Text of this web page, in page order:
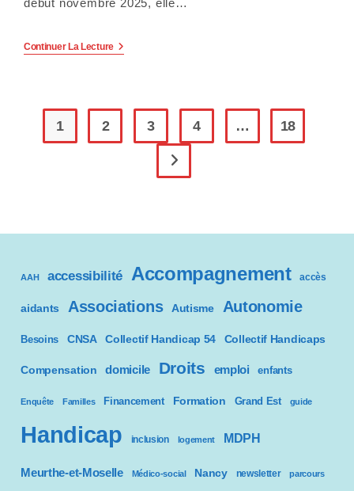
début novembre 2025, elle…
Continuer La LectureLa
Nancy
Handicap.
1 2 3 4 … 18
Aller à la page suivante
AAH accessibilité Accompagnement accès
aidants Associations Autisme Autonomie
Besoins CNSA Collectif Handicap 54 Collectif Handicaps
Compensation domicile Droits emploi enfants
Enquête Familles Financement Formation Grand Est guide
Handicap inclusion logement MDPH
Meurthe-et-Moselle Médico-social Nancy newsletter parcours